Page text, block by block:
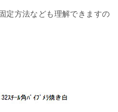
定方法なども理解できますの